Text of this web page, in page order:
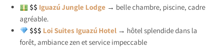
$$ Iguazú Jungle Lodge → belle chambre, piscine, cadre
agréable.
$$$ Loi Suites Iguazú Hotel → hôtel splendide dans la
forêt, ambiance zen et service impeccable